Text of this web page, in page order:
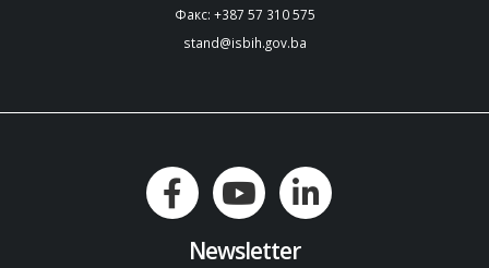
Факс: +387 57 310 575
stand@isbih.gov.ba
Newsletter